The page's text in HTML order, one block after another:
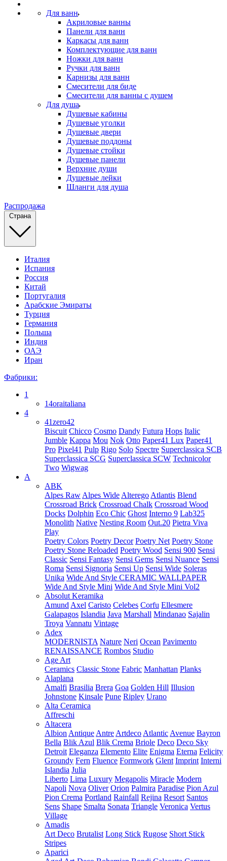
Для ванн
Акриловые ванны
Панели для ванн
Каркасы для ванн
Комплектующие для ванн
Ножки для ванн
Ручки для ванн
Карнизы для ванн
Смесители для биде
Смесители для ванны с душем
Для душа
Душевые кабины
Душевые уголки
Душевые двери
Душевые поддоны
Душевые стойки
Душевые панели
Верхние души
Душевые лейки
Шланги для душа
Распродажа
Страна
Италия
Испания
Россия
Китай
Португалия
Арабские Эмираты
Турция
Германия
Польша
Индия
ОАЭ
Иран
Фабрики:
1
14oraitaliana
4
41zero42
Biscuit Chicco Cosmo Dandy Futura Hops Italic
Jumble Kappa Mou Nok Otto Paper41 Lux Paper41
Pro Pixel41 Pulp Rigo Solo Spectre Superclassica SCB
Superclassica SCG Superclassica SCW Technicolor
Two Wigwag
A
ABK
Alpes Raw Alpes Wide Alterego Atlantis Blend
Crossroad Brick Crossroad Chalk Crossroad Wood
Docks Dolphin Eco Chic Ghost Interno 9 Lab325
Monolith Native Nesting Room Out.20 Pietra Viva
Play
Poetry Colors Poetry Decor Poetry Net Poetry Stone
Poetry Stone Reloaded Poetry Wood Sensi 900 Sensi
Classic Sensi Fantasy Sensi Gems Sensi Nuance Sensi
Roma Sensi Signoria Sensi Up Sensi Wide Soleras
Unika Wide And Style CERAMIC WALLPAPER
Wide And Style Mini Wide And Style Mini Vol2
Absolut Keramika
Amund Axel Caristo Celebes Corfu Ellesmere
Galapagos Islandia Java Marshall Mindanao Sajalin
Troya Vannatu Vintage
Adex
MODERNISTA Nature Neri Ocean Pavimento
RENAISSANCE Rombos Studio
Age Art
Ceramics Classic Stone Fabric Manhattan Planks
Alaplana
Amalfi Brasilia Brera Goa Golden Hill Illusion
Johnstone Kinsale Pune Ripley Urano
Alta Ceramica
Affreschi
Altacera
Albion Antique Antre Artdeco Atlantic Avenue Bayron
Bella Blik Azul Blik Crema Briole Deco Deco Sky
Detroit Eleganza Elemento Elite Enigma Eterna Felicity
Groundy Fern Fluence Formwork Glent Imprint Interni
Islandia Julia
Liberto Lima Luxury Megapolis Miracle Modern
Napoli Nova Oliver Orion Palmira Paradise Pion Azul
Pion Crema Portland Rainfall Rejina Resort Santos
Sens Shape Smalta Sonata Triangle Veronica Vertus
Village
Amadis
Art Deco Brutalist Long Stick Rugose Short Stick
Stripes
Aparici